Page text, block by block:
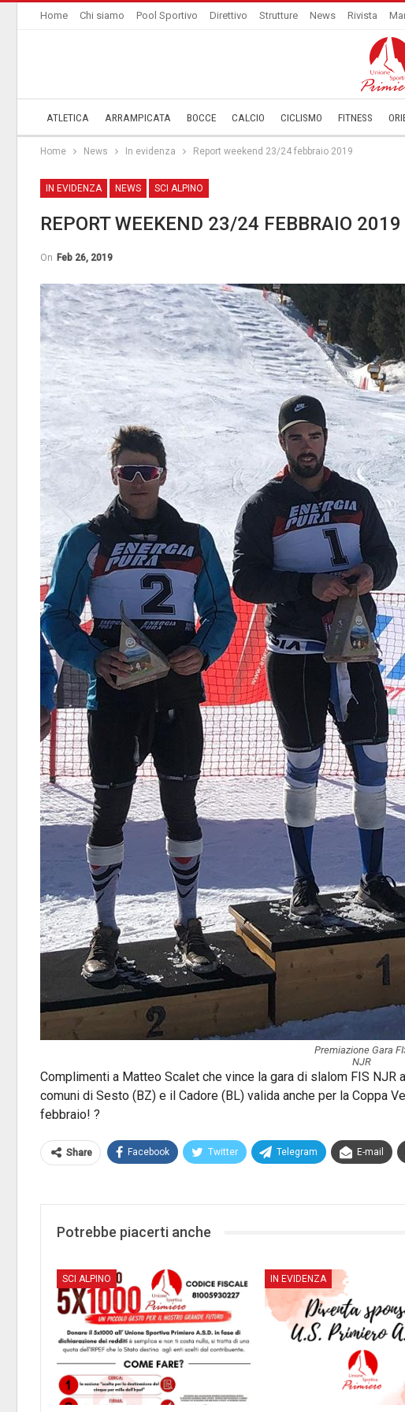
Home Chi siamo Pool Sportivo Direttivo Strutture News Rivista
ATLETICA ARRAMPICATA BOCCE CALCIO CICLISMO FITNESS
Home News In evidenza Report weekend 23/24 febbraio 2019
IN EVIDENZA NEWS SCI ALPINO
REPORT WEEKEND 23/24 FEBBRAIO 2019
On Feb 26, 2019
Premiazione Gara
NJR
Complimenti a Matteo Scalet che vince la gara di slalom FIS
comuni di Sesto (BZ) e il Cadore (BL) valida anche per la Coppa
febbraio! ?
Share Facebook Twitter Telegram E-mail
Potrebbe piacerti anche
SCI ALPINO IN EVIDENZA